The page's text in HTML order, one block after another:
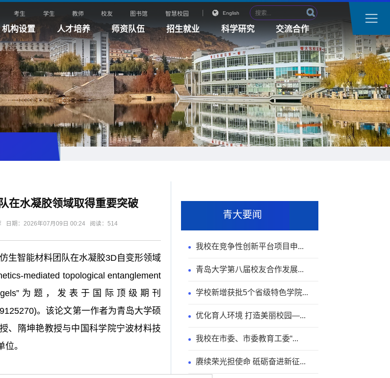
考生 学生 教师 校友 图书馆 智慧校园 English
机构设置 人才培养 师资队伍 招生就业 科学研究 交流合作
青大要闻
我校在竞争性创新平台项目申...
青岛大学第八届校友合作发展...
学校新增获批5个省级特色学院...
优化育人环境 打造美丽校园—...
我校在市委、市委教育工委“...
赓续荣光担使命 砥砺奋进新征...
在水凝胶领域取得重要突破
期：2026年07月09日 00:24 阅读： 514
生智能材料团队在水凝胶3D自变形领域
mediated topological entanglement
为题，发表于国际顶级期刊
。该论文第一作者为青岛大学硕
、隋坤艳教授与中国科学院宁波材料技
。